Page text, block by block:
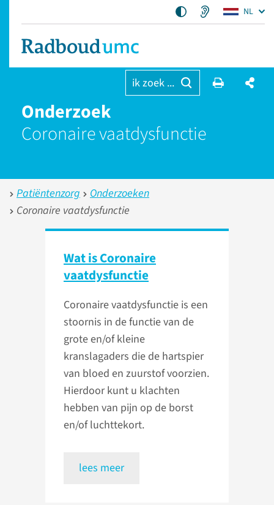
NL
ik zoek ...
Onderzoek
Coronaire vaatdysfunctie
Patiëntenzorg
Onderzoeken
Coronaire vaatdysfunctie
Wat is Coronaire
vaatdysfunctie
Coronaire vaatdysfunctie is een
stoornis in de functie van de
grote en/of kleine
kranslagaders die de hartspier
van bloed en zuurstof voorzien.
Hierdoor kunt u klachten
hebben van pijn op de borst
en/of luchttekort.
lees meer